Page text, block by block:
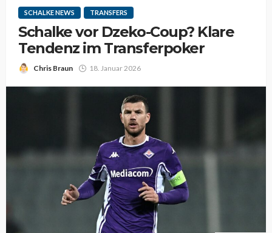
SCHALKE NEWS TRANSFERS
Schalke vor Dzeko-Coup? Klare
Tendenz im Transferpoker
Chris Braun 18. Januar 2026